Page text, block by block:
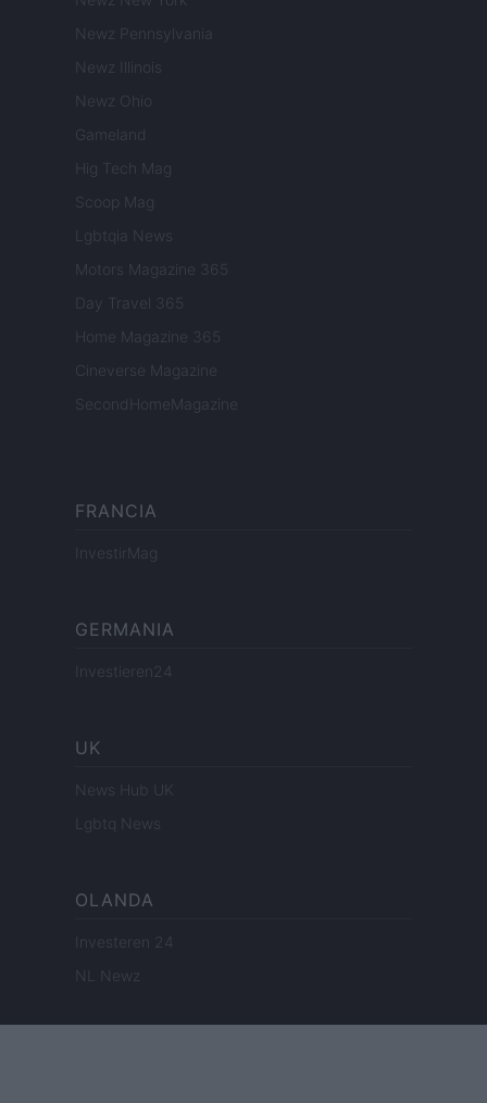
Newz Pennsylvania
Newz Illinois
Newz Ohio
Gameland
Hig Tech Mag
Scoop Mag
Lgbtqia News
Motors Magazine 365
Day Travel 365
Home Magazine 365
Cineverse Magazine
SecondHomeMagazine
FRANCIA
InvestirMag
GERMANIA
Investieren24
UK
News Hub UK
Lgbtq News
OLANDA
Investeren 24
NL Newz